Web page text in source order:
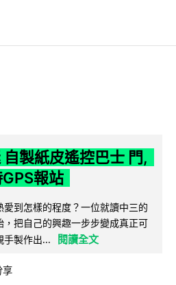
製紙皮遙控巴士 門,
報站
到怎樣的程度？一位就讀中三的
把自己的興趣一步步變成真正可
手製作出...
閱讀全文
享